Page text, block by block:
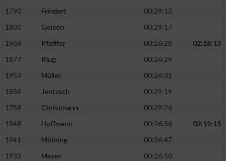
1790
Frindert
00:29:13
1800
Geisen
00:29:17
1968
Pfeiffer 00:26:28
02:18:13
1877
Klug
00:26:29
1953
Müller
00:26:31
1854
Jentzsch
00:29:19
1758
Christmann
00:29:26
1848
Hoffmann 00:26:36
02:19:15
1941
Möhring
00:26:47
1932
Mayer
00:26:50